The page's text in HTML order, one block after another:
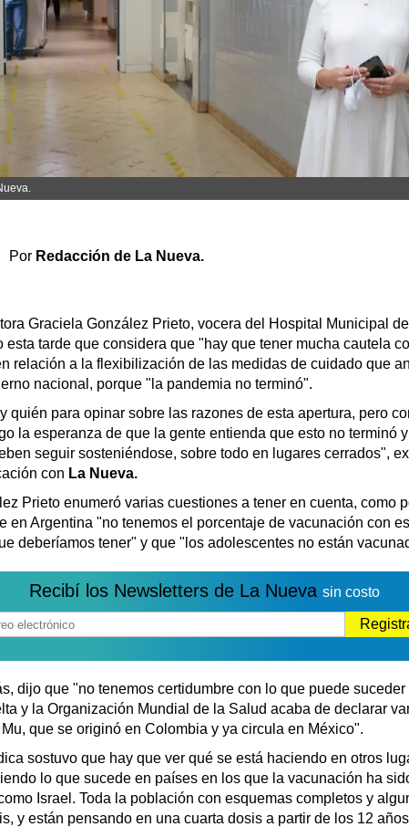
tiempo libre
Sociedad
Tecnología
Turismo
Salud
Es viral
Loterías
Datos Útiles
Fúnebres
Edictos
Teléfonos de urgencia
Por Redacción de La Nueva.
Graciela González Prieto, vocera del Hospital Municipal
esta tarde que considera que "hay que tener mucha cautela
relación a la flexibilización de las medidas de cuidado que
nacional, porque "la pandemia no terminó".
quién para opinar sobre las razones de esta apertura, pero
la esperanza de que la gente entienda que esto no terminó
seguir sosteniéndose, sobre todo en lugares cerrados",
con La Nueva.
Prieto enumeró varias cuestiones a tener en cuenta, como
en Argentina "no tenemos el porcentaje de vacunación con
deberíamos tener" y que "los adolescentes no están
Recibí los Newsletters de La Nueva sin costo
dijo que "no tenemos certidumbre con lo que puede suceder
y la Organización Mundial de la Salud acaba de declarar
que se originó en Colombia y ya circula en México".
sostuvo que hay que ver qué se está haciendo en otros
lo que sucede en países en los que la vacunación ha
Israel. Toda la población con esquemas completos y
y están pensando en una cuarta dosis a partir de los 12